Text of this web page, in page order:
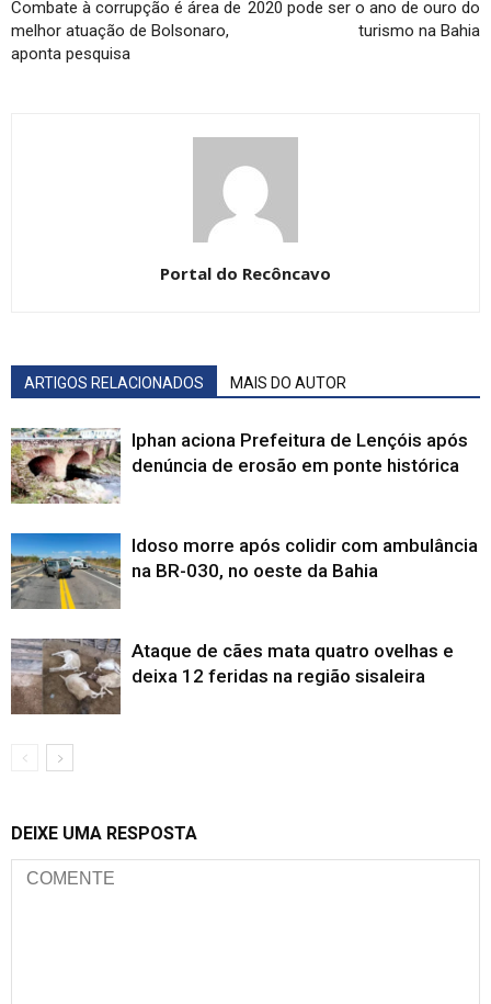
Combate à corrupção é área de
melhor atuação de Bolsonaro,
aponta pesquisa
2020 pode ser o ano de ouro do
turismo na Bahia
Portal do Recôncavo
ARTIGOS RELACIONADOS MAIS DO AUTOR
Iphan aciona Prefeitura de Lençóis após
denúncia de erosão em ponte histórica
Idoso morre após colidir com ambulância
na BR-030, no oeste da Bahia
Ataque de cães mata quatro ovelhas e
deixa 12 feridas na região sisaleira
DEIXE UMA RESPOSTA